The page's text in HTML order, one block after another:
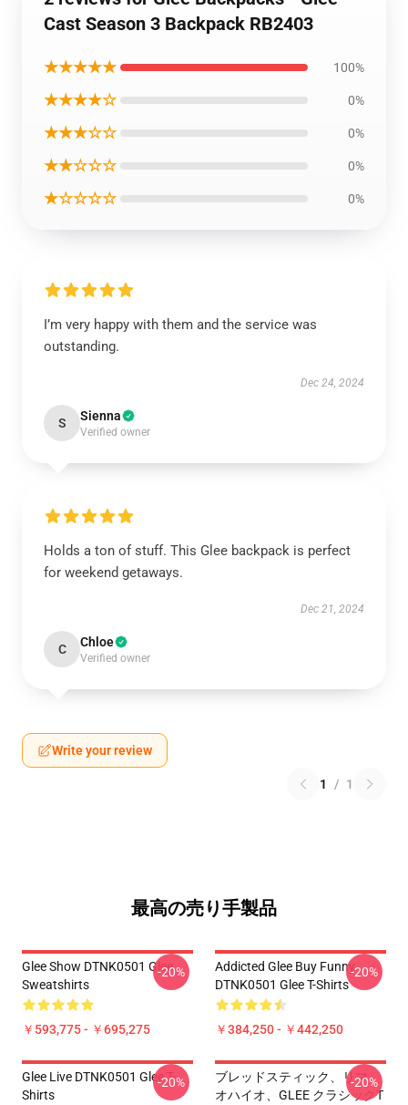
Cast Season 3 Backpack RB2403
★★★★★ 100%
★★★★☆ 0%
★★★☆☆ 0%
★★☆☆☆ 0%
★☆☆☆☆ 0%
I’m very happy with them and the service was
outstanding.
Dec 24, 2024
S Sienna
Verified owner
Holds a ton of stuff. This Glee backpack is perfect
for weekend getaways.
Dec 21, 2024
C Chloe
Verified owner
Write your review
1 / 1
最高の売り手製品
Glee Show DTNK0501 Glee
Sweatshirts
￥593,775 - ￥695,275
-20%
Addicted Glee Buy Funny
DTNK0501 Glee T-Shirts
￥384,250 - ￥442,250
-20%
Glee Live DTNK0501 Glee T-
Shirts
-20%
ブレッドスティック、リマ、
オハイオ、GLEE クラシックT
-20%